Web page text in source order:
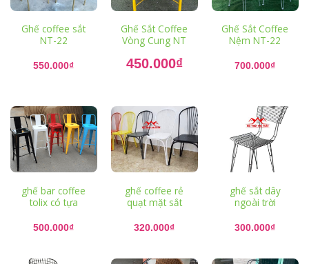
Ghế coffee sắt
NT-22
550.000₫
Ghế Sắt Coffee
Vòng Cung NT
Giá
gốc
450.000₫
450.000₫.
Ghế Sắt Coffee
Nệm NT-22
700.000₫
ghế bar coffee
tolix có tựa
500.000₫
ghế coffee rẻ
quạt mặt sắt
320.000₫
ghế sắt dây
ngoài trời
300.000₫